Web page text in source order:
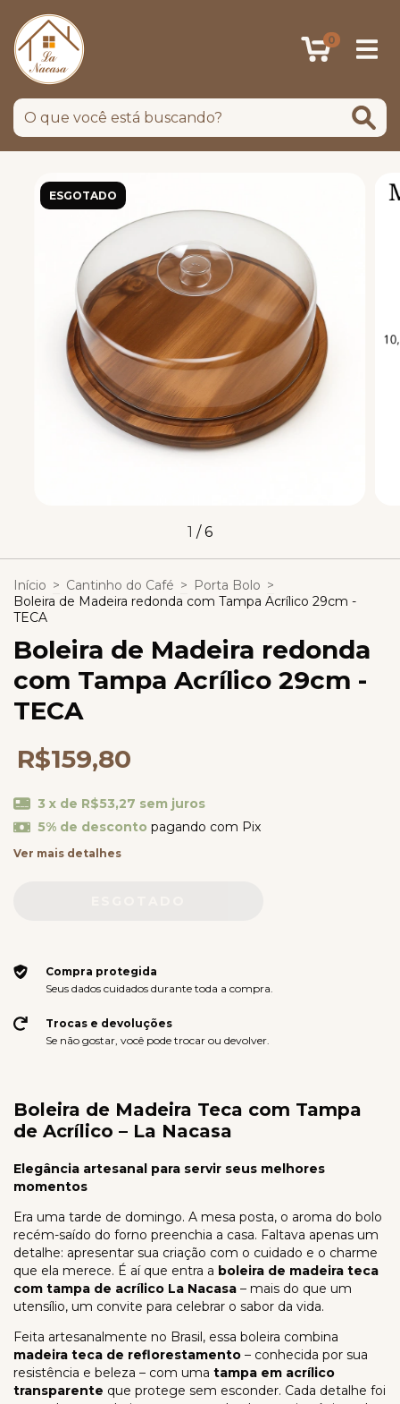
0
ESGOTADO
1 /6
Início > Cantinho do Café > Porta Bolo >
Boleira de Madeira redonda com Tampa Acrílico 29cm -
TECA
Boleira de Madeira redonda
com Tampa Acrílico 29cm -
TECA
R$159,80
3 x de R$53,27 sem juros
5% de desconto pagando com Pix
Ver mais detalhes
Compra protegida
Seus dados cuidados durante toda a compra.
Trocas e devoluções
Se não gostar, você pode trocar ou devolver.
Boleira de Madeira Teca com Tampa
de Acrílico – La Nacasa
Elegância artesanal para servir seus melhores
momentos
Era uma tarde de domingo. A mesa posta, o aroma do bolo
recém-saído do forno preenchia a casa. Faltava apenas um
detalhe: apresentar sua criação com o cuidado e o charme
que ela merece. É aí que entra a boleira de madeira teca
com tampa de acrílico La Nacasa – mais do que um
utensílio, um convite para celebrar o sabor da vida.
Feita artesanalmente no Brasil, essa boleira combina
madeira teca de reflorestamento – conhecida por sua
resistência e beleza – com uma tampa em acrílico
transparente que protege sem esconder. Cada detalhe foi